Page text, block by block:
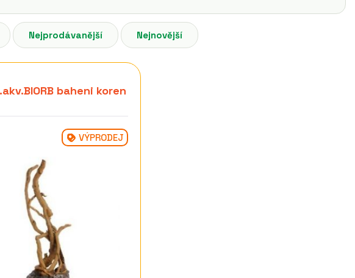
Nejprodávanější Nejnovější
baheni koren
VÝPRODEJ